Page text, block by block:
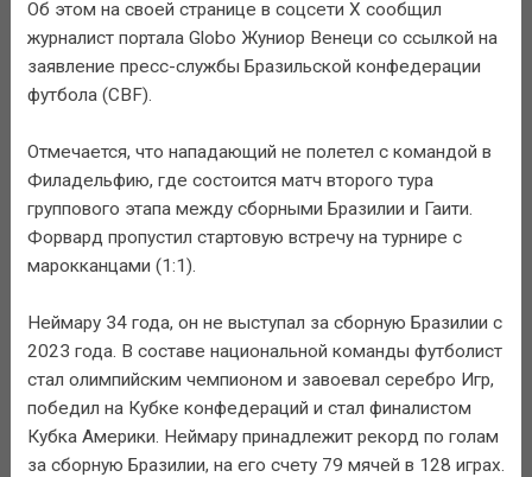
Об этом на своей странице в соцсети X сообщил
журналист портала Globo Жуниор Венеци со ссылкой на
заявление пресс-службы Бразильской конфедерации
футбола (CBF).
Отмечается, что нападающий не полетел с командой в
Филадельфию, где состоится матч второго тура
группового этапа между сборными Бразилии и Гаити.
Форвард пропустил стартовую встречу на турнире с
марокканцами (1:1).
Неймару 34 года, он не выступал за сборную Бразилии с
2023 года. В составе национальной команды футболист
стал олимпийским чемпионом и завоевал серебро Игр,
победил на Кубке конфедераций и стал финалистом
Кубка Америки. Неймару принадлежит рекорд по голам
за сборную Бразилии, на его счету 79 мячей в 128 играх.